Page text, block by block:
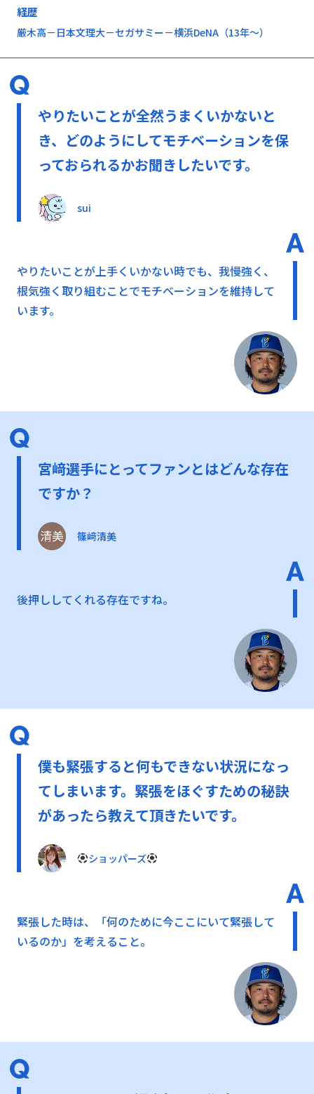
経歴
厳木高－日本文理大－セガサミー－横浜DeNA（13年～）
やりたいことが全然うまくいかないと
き、どのようにしてモチベーションを保
っておられるかお聞きしたいです。
sui
やりたいことが上手くいかない時でも、我慢強く、
根気強く取り組むことでモチベーションを維持して
います。
宮﨑選手にとってファンとはどんな存在
ですか？
篠﨑清美
後押ししてくれる存在ですね。
僕も緊張すると何もできない状況になっ
てしまいます。緊張をほぐすための秘訣
があったら教えて頂きたいです。
ショッパーズ
緊張した時は、「何のために今ここにいて緊張して
いるのか」を考えること。